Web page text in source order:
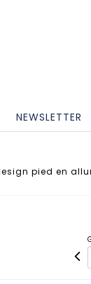
NEWSLETTER
pied en